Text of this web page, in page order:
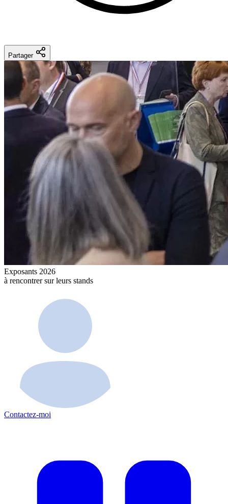
Partager
Exposants 2026
à rencontrer sur leurs stands
Contactez-moi